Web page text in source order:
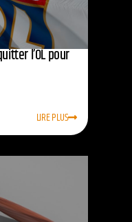
l’OL pour
LIRE PLUS